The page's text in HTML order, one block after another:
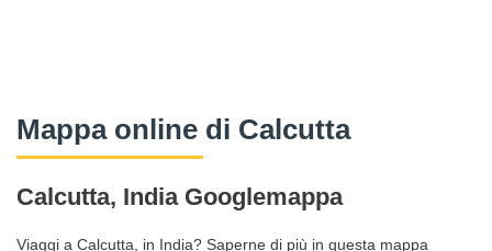
Mappa online di Calcutta
Calcutta, India Googlemappa
Viaggi a Calcutta, in India? Saperne di più in questa mappa